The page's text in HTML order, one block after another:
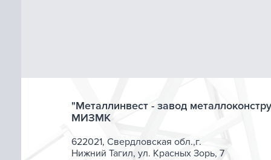
"Металлинвест - завод
МИЗМК
622021, Свердловская обл.,г.
Нижний Тагил, ул. Красных Зорь, 7